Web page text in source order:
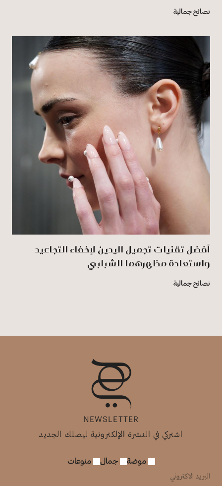
نصائح جمالية
أفضل تقنيات تجميل اليدين لإخفاء التجاعيد
واستعادة مظهرهما الشبابي
نصائح جمالية
NEWSLETTER
اشتركي في النشرة الإلكترونية ليصلك الجديد
موضة جمال منوعات